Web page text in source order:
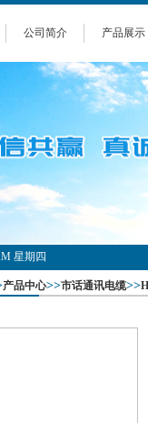
公司简介 产品展示
星期四
产品中心>>市话通讯电缆>>